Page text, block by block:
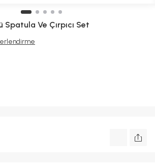
Spatula Ve Çırpıcı Set